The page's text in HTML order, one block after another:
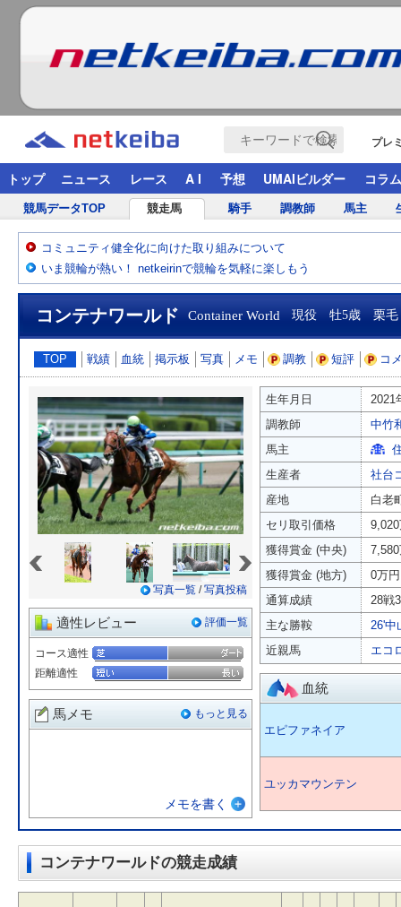
プレ
トップ ニュース レース A I 予想 UMAIビルダー コラム
競馬データTOP 競走馬 騎手 調教師 馬主
コミュニティ健全化に向けた取り組みについて
いま競輪が熱い！ netkeirinで競輪を気軽に楽しもう
コンテナワールド Container World 現役 牡5歳 栗毛
TOP 戦績 血統 掲示板 写真 メモ 調教 短評 コ
写真一覧 /写真投稿
適性レビュー 評価一覧
コース適性
距離適性
馬メモ もっと見る
メモを書く
生年月日
2021
調教師
中竹
馬主
生産者
社台
産地
白老
セリ取引価格
獲得賞金 (中央)
獲得賞金 (地方)
0万円
通算成績
28戦
主な勝鞍
26'中
近親馬
エコ
血統
エピファネイア
ユッカマウンテン
コンテナワールドの競走成績